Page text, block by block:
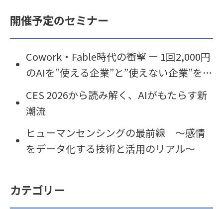
開催予定のセミナー
Cowork・Fable時代の衝撃 ー 1回2,000円
のAIを”使える企業”と”使えない企業”を分
けるもの
CES 2026から読み解く、AIがもたらす新
潮流
ヒューマンセンシングの最前線 〜感情
をデータ化する技術と活用のリアル〜
カテゴリー